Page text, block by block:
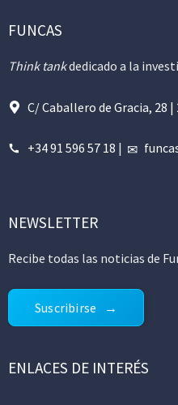
FUNCAS
Think tankdedicado a la
C/ Caballero de Gracia, 28 |
+34 91 596 57 18 |
NEWSLETTER
Recibe todas las noticias de
Suscribirse
ENLACES DE INTERÉS